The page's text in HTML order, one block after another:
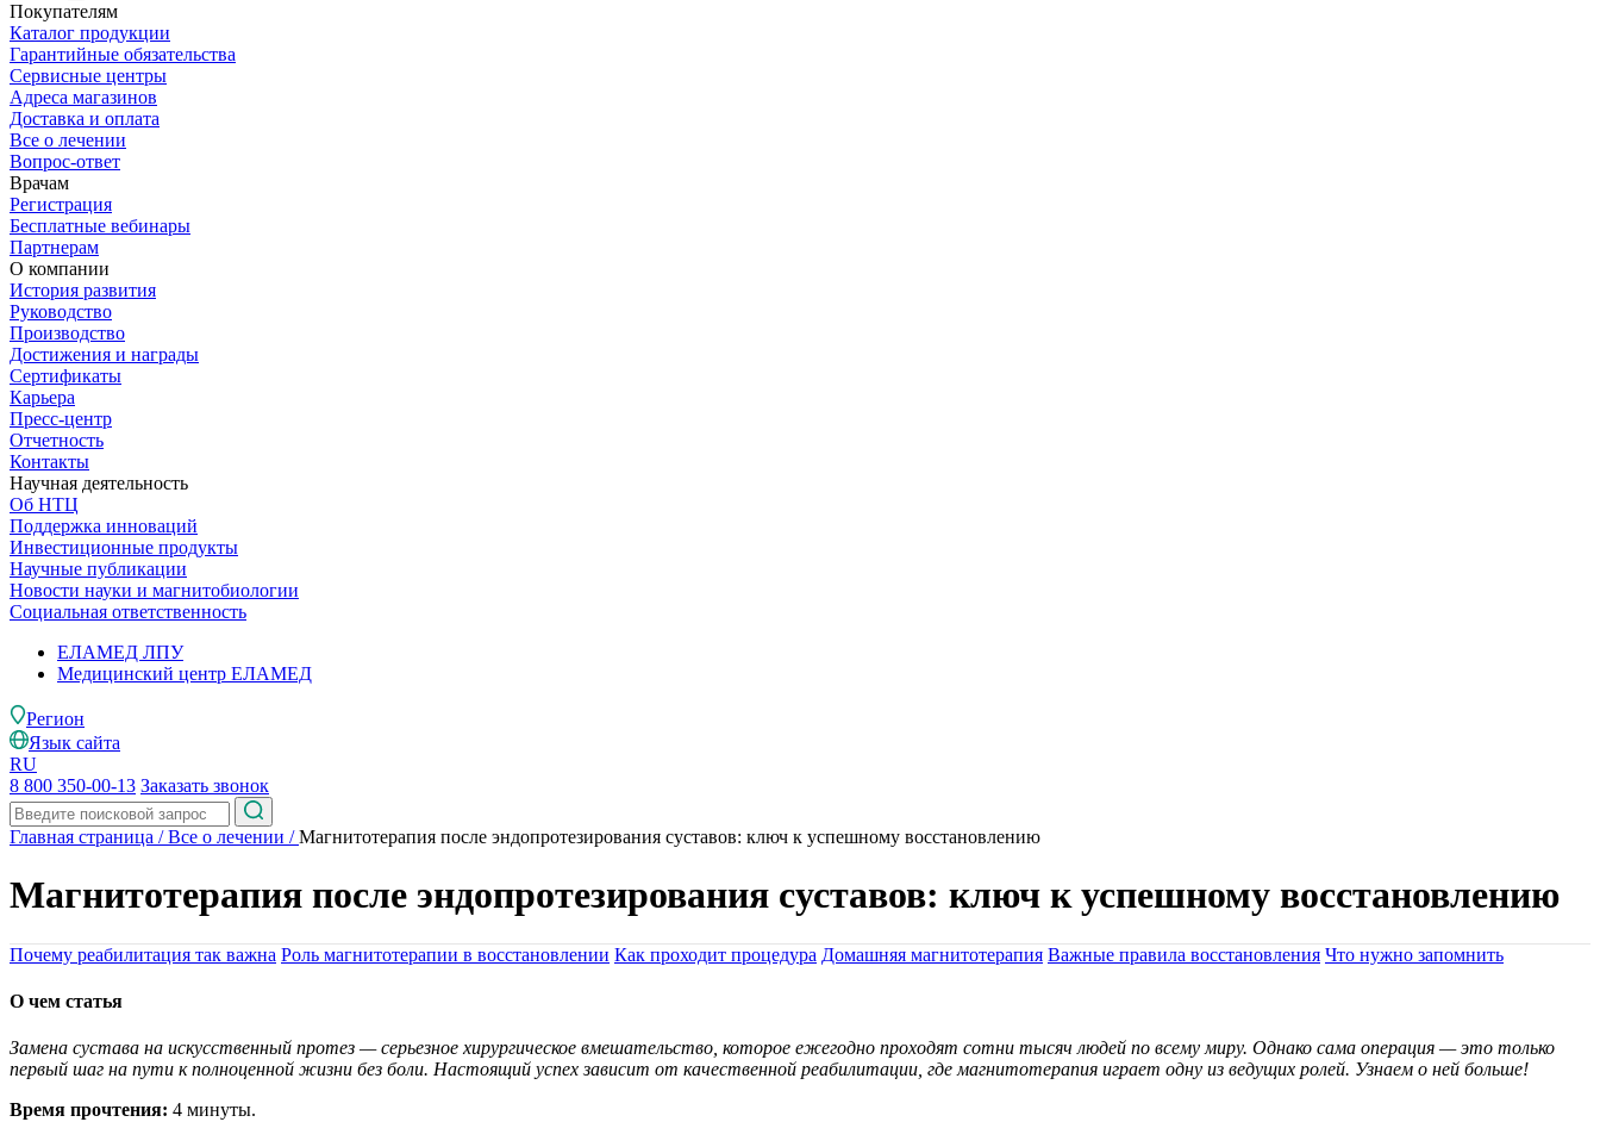
Покупателям
Каталог продукции
Гарантийные обязательства
Сервисные центры
Адреса магазинов
Доставка и оплата
Все о лечении
Вопрос-ответ
Врачам
Регистрация
Бесплатные вебинары
Партнерам
О компании
История развития
Руководство
Производство
Достижения и награды
Сертификаты
Карьера
Пресс-центр
Отчетность
Контакты
Научная деятельность
Об НТЦ
Поддержка инноваций
Инвестиционные продукты
Научные публикации
Новости науки и магнитобиологии
Социальная ответственность
ЕЛАМЕД ЛПУ
Медицинский центр ЕЛАМЕД
Регион
Язык сайта
RU
8 800 350-00-13 Заказать звонок
Главная страница /Все о лечении /Магнитотерапия после эндопротезирования суставов: ключ к успешному восстановлению
Магнитотерапия после эндопротезирования суставов: ключ к успешному восстановлению
Почему реабилитация так важна Роль магнитотерапии в восстановлении Как проходит процедура Домашняя магнитотерапия Важные правила восстановления Что нужно запомнить
О чем статья
Замена сустава на искусственный протез — серьезное хирургическое вмешательство, которое ежегодно проходят сотни тысяч людей по всему миру. Однако сама операция — это только
первый шаг на пути к полноценной жизни без боли. Настоящий успех зависит от качественной реабилитации, где магнитотерапия играет одну из ведущих ролей. Узнаем о ней больше!
Время прочтения: 4 минуты.